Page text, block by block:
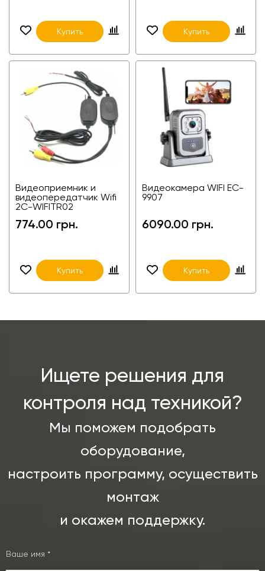
Купить Купить
Видеоприемник и
видеопередатчик Wifi
2C-WIFITR02
774.00 грн.
Купить
Видеокамера WIFI EC-
9907
6090.00 грн.
Купить
Ищете решения для
контроля над техникой?
Мы поможем подобрать
оборудование,
настроить программу, осуществить
монтаж
и окажем поддержку.